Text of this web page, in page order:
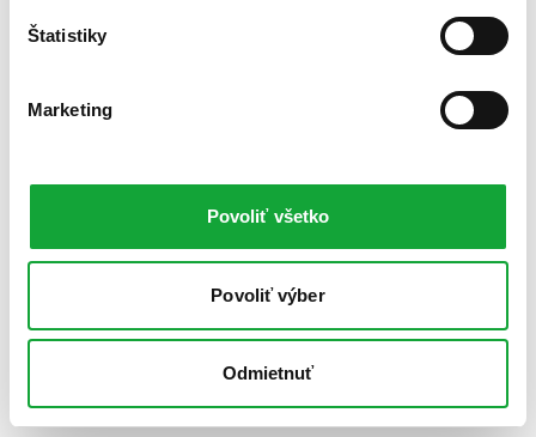
Štatistiky
Marketing
Povoliť všetko
Povoliť výber
Odmietnuť